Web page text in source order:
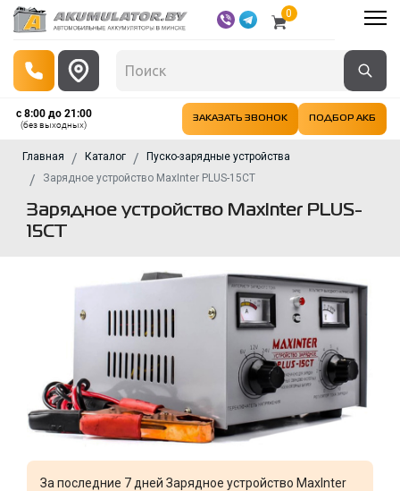
0
с 8:00 до 21:00
(без выходных)
ЗАКАЗАТЬ ЗВОНОК ПОДБОР АКБ
Главная Каталог
Пуско-зарядные устройства
Зарядное устройство MaxInter PLUS-15CT
Зарядное устройство MaxInter PLUS-
15CT
За последние 7 дней Зарядное устройство MaxInter